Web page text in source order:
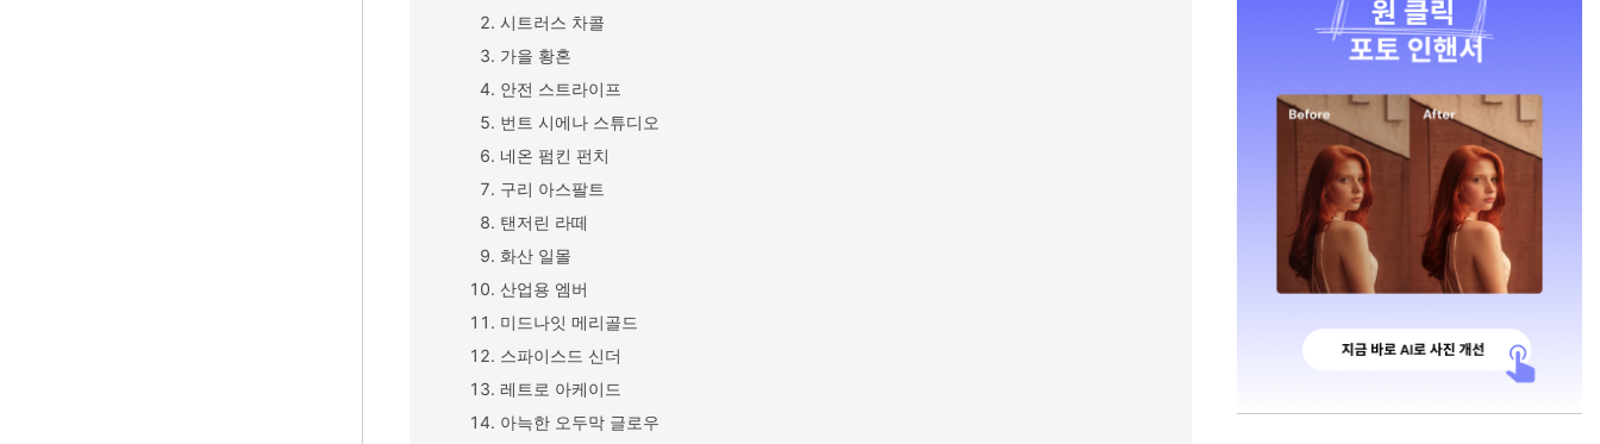
시트러스 차콜
가을 황혼
안전 스트라이프
번트 시에나 스튜디오
네온 펌킨 펀치
구리 아스팔트
탠저린 라떼
화산 일몰
산업용 엠버
미드나잇 메리골드
스파이스드 신더
레트로 아케이드
아늑한 오두막 글로우